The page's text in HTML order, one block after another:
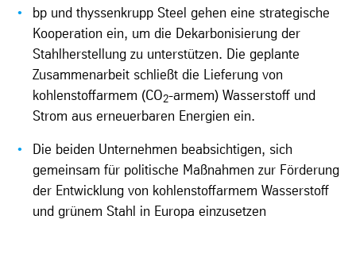
bp und thyssenkrupp Steel gehen eine strategische
Kooperation ein, um die Dekarbonisierung der
Stahlherstellung zu unterstützen. Die geplante
Zusammenarbeit schließt die Lieferung von
kohlenstoffarmem (CO2-armem) Wasserstoff und
Strom aus erneuerbaren Energien ein.
Die beiden Unternehmen beabsichtigen, sich
gemeinsam für politische Maßnahmen zur Förderung
der Entwicklung von kohlenstoffarmem Wasserstoff
und grünem Stahl in Europa einzusetzen